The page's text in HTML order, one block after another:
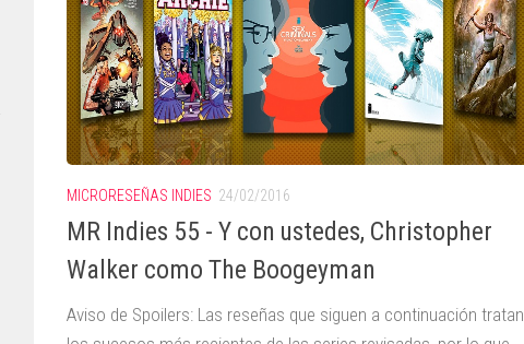
MICRORESEÑAS INDIES 24/02/2016
MR Indies 55 - Y con ustedes, Christopher
Walker como The Boogeyman
Aviso de Spoilers: Las reseñas que siguen a continuación tratan